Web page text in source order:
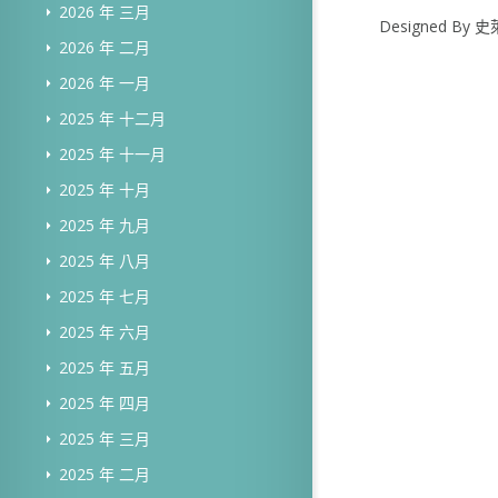
2026 年 三月
2026 年 二月
2026 年 一月
2025 年 十二月
2025 年 十一月
2025 年 十月
2025 年 九月
2025 年 八月
2025 年 七月
2025 年 六月
2025 年 五月
2025 年 四月
2025 年 三月
2025 年 二月
Designed By 史